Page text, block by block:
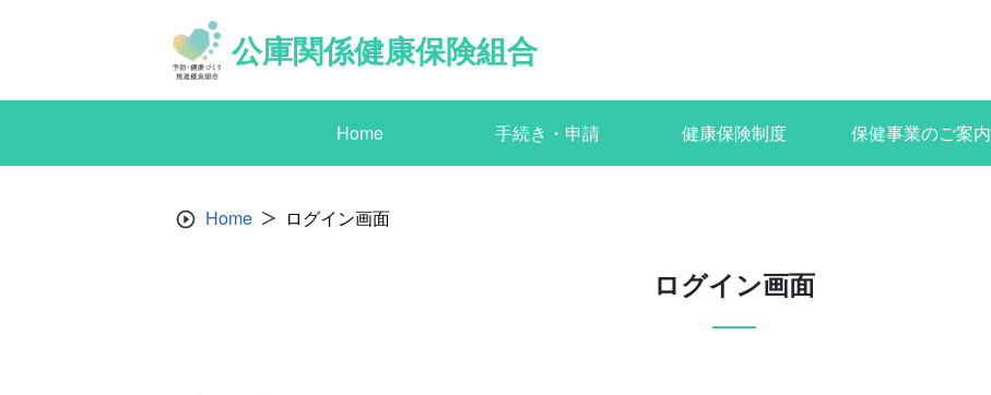
公庫関係健康保険組合
Home 手続き・申請 健康保険制度 保健事業のご案内
Home ログイン画面
ログイン画面